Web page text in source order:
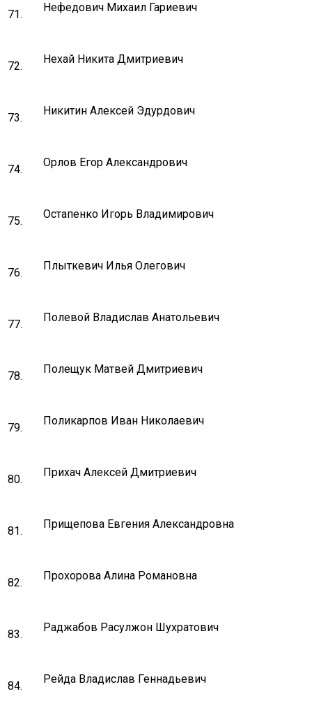
71.
Нефедович Михаил Гариевич
72.
Нехай Никита Дмитриевич
73.
Никитин Алексей Эдурдович
74.
Орлов Егор Александрович
75.
Остапенко Игорь Владимирович
76.
Плыткевич Илья Олегович
77.
Полевой Владислав Анатольевич
78.
Полещук Матвей Дмитриевич
79.
Поликарпов Иван Николаевич
80.
Прихач Алексей Дмитриевич
81.
Прищепова Евгения Александровна
82.
Прохорова Алина Романовна
83.
Раджабов Расулжон Шухратович
84.
Рейда Владислав Геннадьевич